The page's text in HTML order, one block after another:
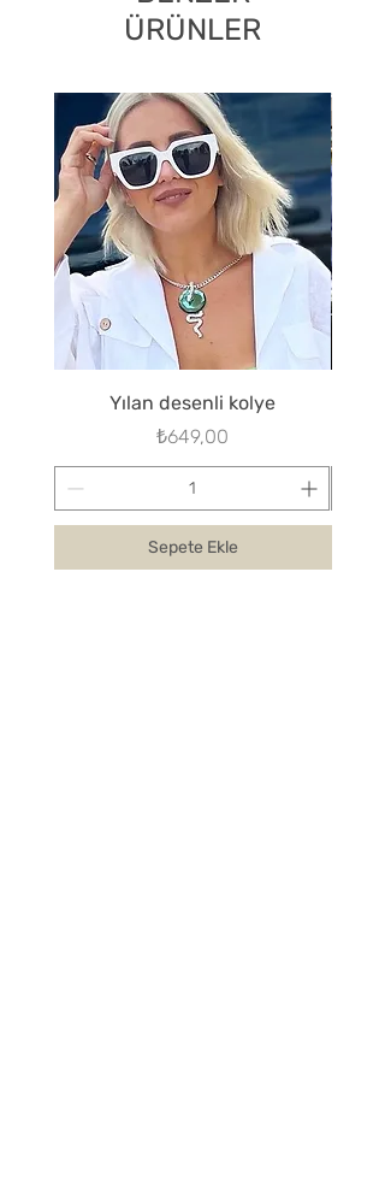
ÜRÜNLER
Yılan desenli kolye
Fiyat
₺649,00
Sepete Ekle